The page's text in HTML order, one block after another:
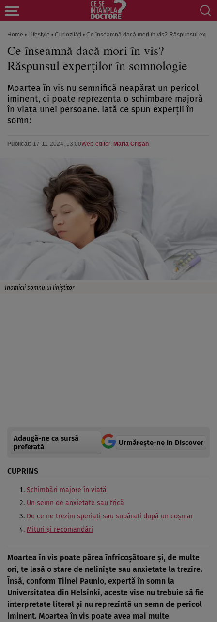
Home • Lifestyle • Curiozități • Ce înseamnă dacă mori în vis? Răspunsul
Ce înseamnă dacă mori în vis?
Răspunsul experților în somnologie
Moartea în vis nu semnifică neapărat un pericol
iminent, ci poate reprezenta o schimbare majoră
în viața unei persoane. Iată ce spun experții în
somn:
Publicat: 17-11-2024, 13:00Web-editor: Maria Crișan
Inamicii somnului liniștitor
Adaugă-ne ca sursă
preferată
Urmărește-ne in Discover
CUPRINS
Schimbări majore în viață
Un semn de anxietate sau frică
De ce ne trezim speriați sau supărați după un coșmar
Mituri și recomandări
Moartea în vis poate părea înfricoșătoare și, de multe
ori, te lasă o stare de neliniște sau anxietate la trezire.
Însă, conform Tiinei Paunio, expertă în somn la
Universitatea din Helsinki, aceste vise nu trebuie să fie
interpretate literal și nu reprezintă un semn de pericol
iminent. Moartea în vis poate avea mai multe